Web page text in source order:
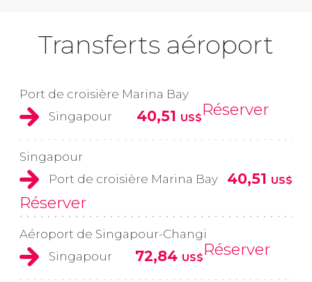
Transferts aéroport
Port de croisière Marina Bay
Singapour
40,51 US$Réserver
Singapour
Port de croisière Marina Bay
40,51 US$
Réserver
Aéroport de Singapour-Changi
Singapour
72,84 US$Réserver